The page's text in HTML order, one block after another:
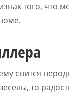
того, что
снится
то